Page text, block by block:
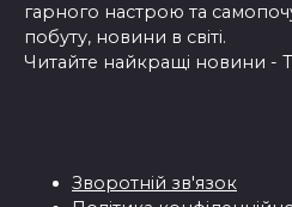
гарного настрою та
побуту, новини в світі.
Читайте найкращі новини -
Зворотній зв'язок